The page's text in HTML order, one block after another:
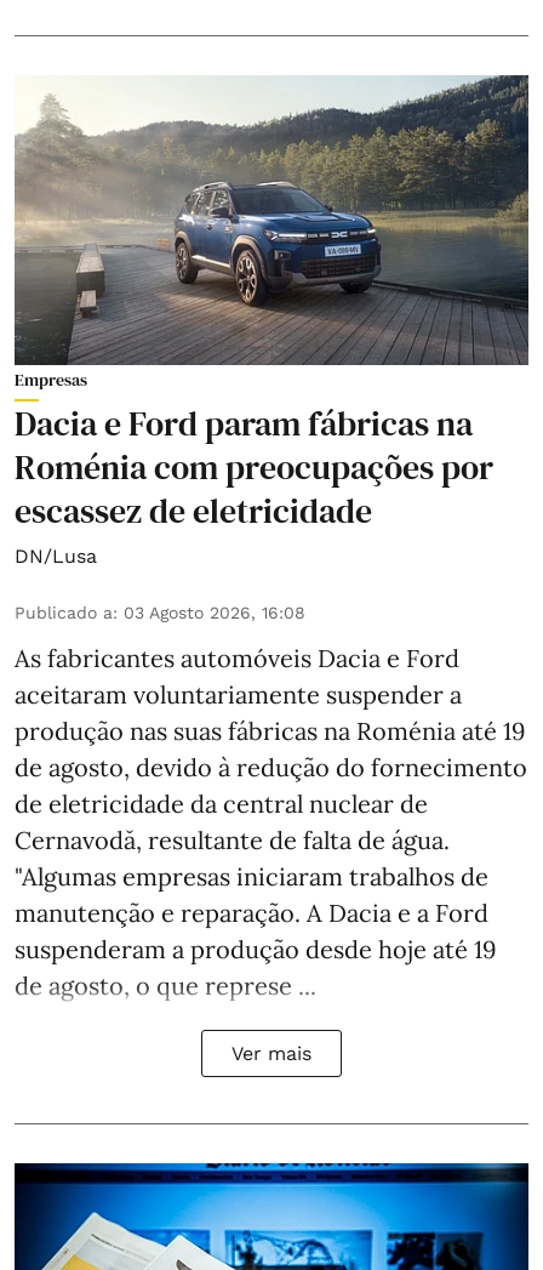
Empresas
Dacia e Ford param fábricas na
Roménia com preocupações por
escassez de eletricidade
DN/Lusa
Publicado a: 03 Agosto 2026, 16:08
As fabricantes automóveis Dacia e Ford
aceitaram voluntariamente suspender a
produção nas suas fábricas na Roménia até 19
de agosto, devido à redução do fornecimento
de eletricidade da central nuclear de
Cernavodă, resultante de falta de água.
"Algumas empresas iniciaram trabalhos de
manutenção e reparação. A Dacia e a Ford
suspenderam a produção desde hoje até 19
de agosto, o que represe ...
Ver mais